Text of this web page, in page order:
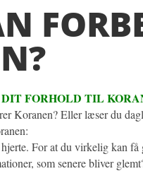
FORHOLD TIL
Koranen? Eller læser du
For at du virkelig kan
som senere bliver